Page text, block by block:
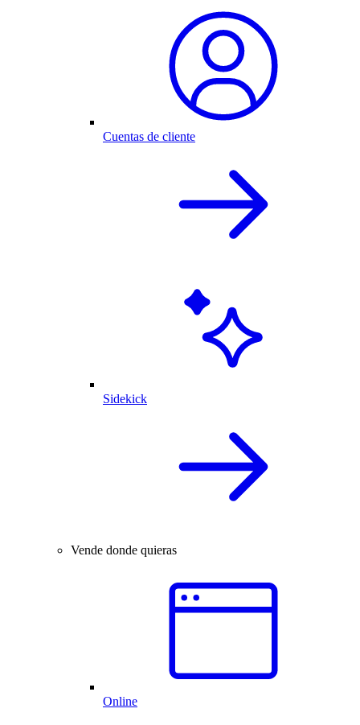
Cuentas de cliente
Sidekick
Vende donde quieras
Online